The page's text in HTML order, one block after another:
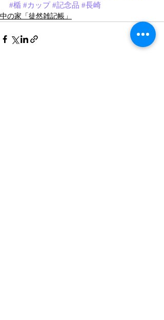
#楯 #カップ #記念品 #長崎
中の家「徒然雑記帳」